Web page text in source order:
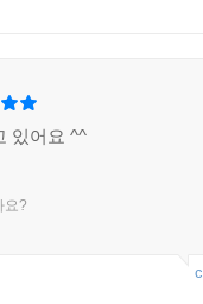
있어요 ^^
요?